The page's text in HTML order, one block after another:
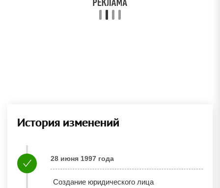
История изменений
28 июня 1997 года
Создание юридического лица